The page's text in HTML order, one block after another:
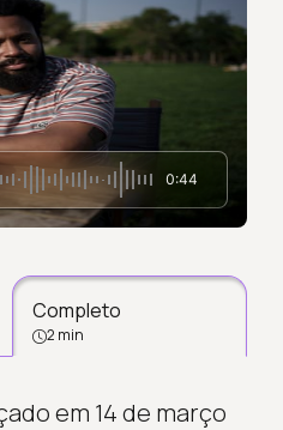
0:44
Completo
2 min
em 14 de março